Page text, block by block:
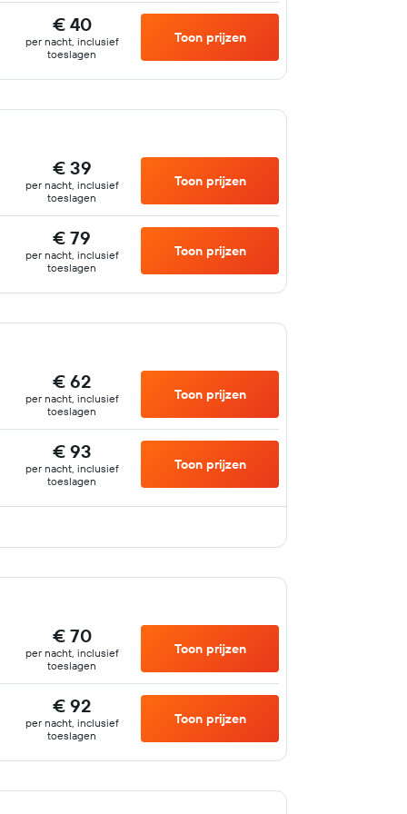
€ 40
per nacht, inclusief
toeslagen
Toon prijzen
€ 39
per nacht, inclusief
toeslagen
Toon prijzen
€ 79
per nacht, inclusief
toeslagen
Toon prijzen
€ 62
per nacht, inclusief
toeslagen
Toon prijzen
€ 93
per nacht, inclusief
toeslagen
Toon prijzen
€ 70
per nacht, inclusief
toeslagen
Toon prijzen
€ 92
per nacht, inclusief
toeslagen
Toon prijzen